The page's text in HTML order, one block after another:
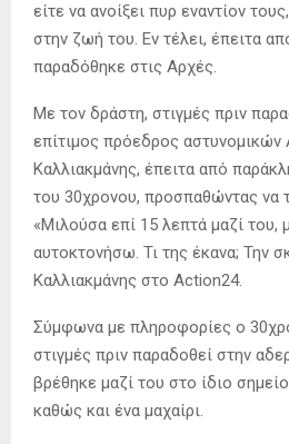
είτε να ανοίξει πυρ εναντίον
στην ζωή του. Εν τέλει, έπειτα
παραδόθηκε στις Αρχές.
Με τον δράστη, στιγμές πριν
επίτιμος πρόεδρος αστυνομικών
Καλλιακμάνης, έπειτα από
του 30χρονου, προσπαθώντας να
«Μιλούσα επί 15 λεπτά μαζί του,
αυτοκτονήσω. Τι της έκανα; Την
Καλλιακμάνης στο Αction24.
Σύμφωνα με πληροφορίες ο
στιγμές πριν παραδοθεί στην
βρέθηκε μαζί του στο ίδιο
καθώς και ένα μαχαίρι.